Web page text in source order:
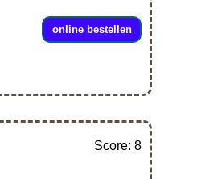
online bestellen
Score: 8